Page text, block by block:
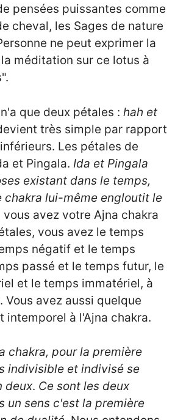
pensées puissantes comme
cheval, les Sages de nature
ne peut exprimer la
méditation sur ce lotus à
que deux pétales : hah et
très simple par rapport
Les pétales de
et Pingala. Ida et Pingala
existant dans le temps,
chakra lui-même engloutit le
vous avez votre Ajna chakra
vous avez le temps
négatif et le temps
passé et le temps futur, le
et le temps immatériel, à
Vous avez aussi quelque
intemporel à l'Ajna chakra.
chakra, pour la première
indivisible et indivisé se
deux. Ce sont les deux
un sens c'est la première